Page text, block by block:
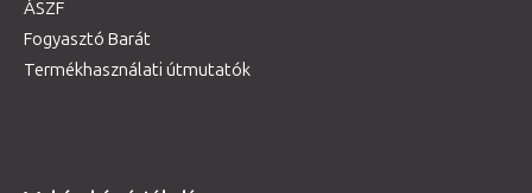
ÁSZF
Fogyasztó Barát
Termékhasználati útmutatók